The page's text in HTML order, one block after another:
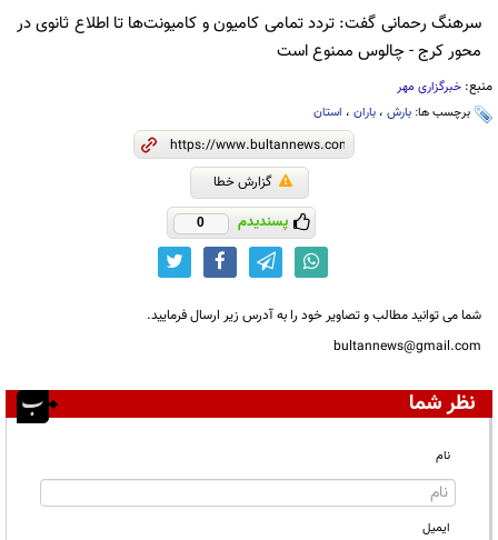
سرهنگ رحمانی گفت: تردد تمامی کامیون و کامیونت‌ها تا اطلاع ثانوی در
محور کرج - چالوس ممنوع است
منبع: خبرگزاری مهر
برچسب ها: بارش ، باران ، استان
گزارش خطا
پسندیدم 0
شما می توانید مطالب و تصاویر خود را به آدرس زیر ارسال فرمایید.
bultannews@gmail.com
نظر شما
نام
ایمیل